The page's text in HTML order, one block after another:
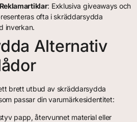
: Exklusiva giveaways och
ofta i skräddarsydda
inverkan.
Alternativ
brett utbud av skräddarsydda
passar din varumärkesidentitet:
papp, återvunnet material eller